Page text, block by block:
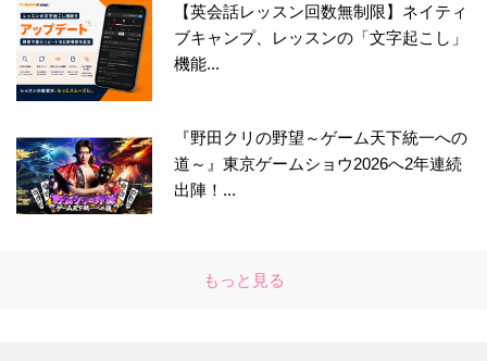
【英会話レッスン回数無制限】ネイティ
ブキャンプ、レッスンの「文字起こし」
機能...
『野田クリの野望～ゲーム天下統一への
道～』東京ゲームショウ2026へ2年連続
出陣！...
もっと見る